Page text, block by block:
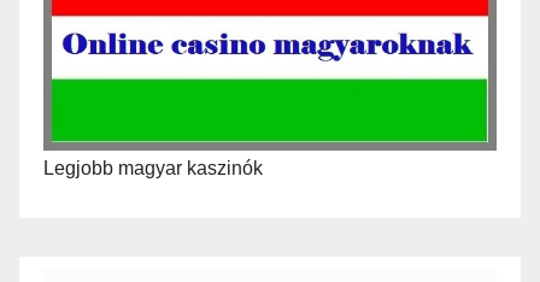
Legjobb magyar kaszinók